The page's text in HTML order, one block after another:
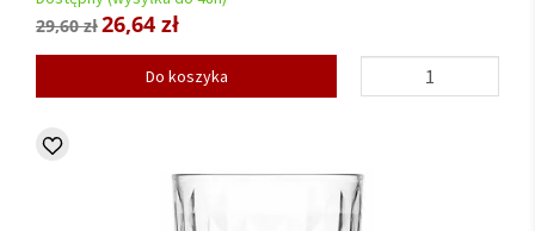
29,60 zł26,64 zł
Do koszyka